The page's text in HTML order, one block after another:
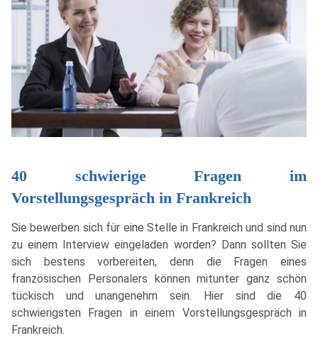
40 schwierige Fragen im
Vorstellungsgespräch in Frankreich
Sie bewerben sich für eine Stelle in Frankreich und sind nun
zu einem Interview eingeladen worden? Dann sollten Sie
sich bestens vorbereiten, denn die Fragen eines
französischen Personalers können mitunter ganz schön
tückisch und unangenehm sein. Hier sind die 40
schwierigsten Fragen in einem Vorstellungsgespräch in
Frankreich.